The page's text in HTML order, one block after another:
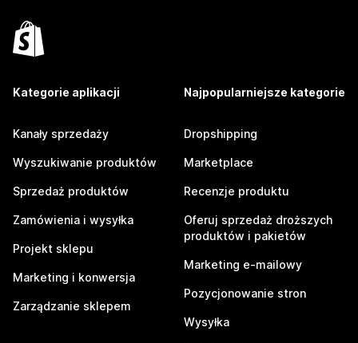
Kategorie aplikacji
Kanały sprzedaży
Wyszukiwanie produktów
Sprzedaż produktów
Zamówienia i wysyłka
Projekt sklepu
Marketing i konwersja
Zarządzanie sklepem
Najpopularniejsze kategorie
Dropshipping
Marketplace
Recenzje produktu
Oferuj sprzedaż droższych
produktów i pakietów
Marketing e-mailowy
Pozycjonowanie stron
Wysyłka